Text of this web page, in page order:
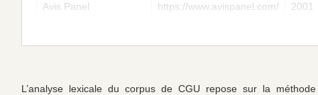
Avis Panel https://www.avispanel.com/ 2001
L’analyse lexicale du corpus de CGU repose sur la